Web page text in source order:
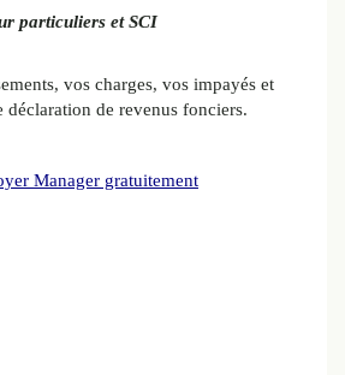
particuliers et SCI
vos charges, vos impayés et
de revenus fonciers.
Manager gratuitement